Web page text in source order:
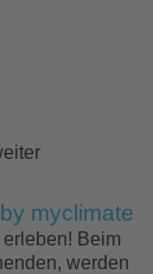
myclimate
Beim
werden